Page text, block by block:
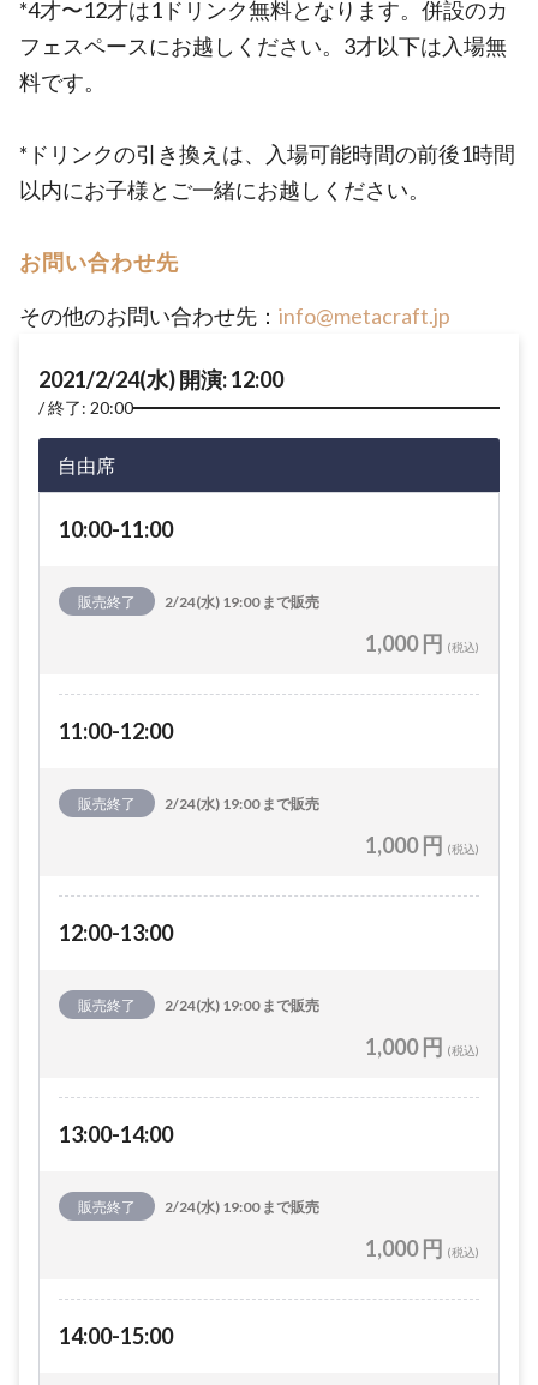
*4才〜12才は1ドリンク無料となります。併設のカ
フェスペースにお越しください。3才以下は入場無
料です。
*ドリンクの引き換えは、入場可能時間の前後1時間
以内にお子様とご一緒にお越しください。
お問い合わせ先
その他のお問い合わせ先： info@metacraft.jp
2021/2/24(水) 開演: 12:00
終了: 20:00
自由席
10:00-11:00
販売終了 2/24(水) 19:00 まで販売
1,000 円 (税込)
11:00-12:00
販売終了 2/24(水) 19:00 まで販売
1,000 円 (税込)
12:00-13:00
販売終了 2/24(水) 19:00 まで販売
1,000 円 (税込)
13:00-14:00
販売終了 2/24(水) 19:00 まで販売
1,000 円 (税込)
14:00-15:00